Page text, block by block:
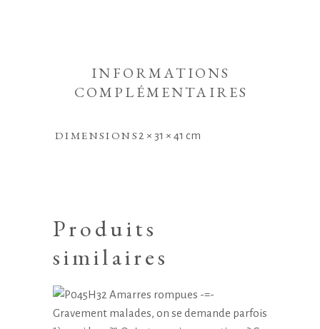
INFORMATIONS
COMPLÉMENTAIRES
DIMENSIONS 2 × 31 × 41 cm
Produits
similaires